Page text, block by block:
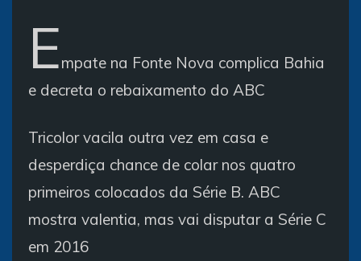
Empate na Fonte Nova complica Bahia
e decreta o rebaixamento do ABC
Tricolor vacila outra vez em casa e
desperdiça chance de colar nos quatro
primeiros colocados da Série B. ABC
mostra valentia, mas vai disputar a Série C
em 2016